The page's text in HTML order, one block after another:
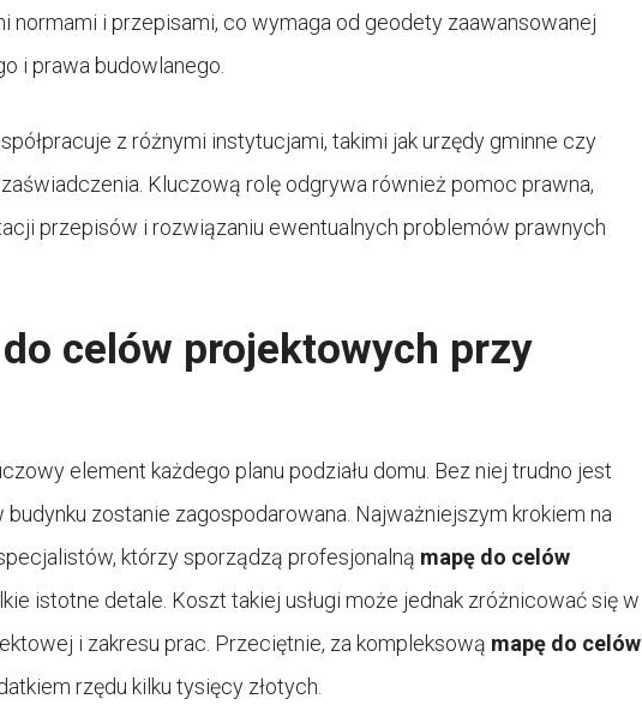
normami i przepisami, co wymaga od geodety zaawansowanej
i prawa budowlanego.
z różnymi instytucjami, takimi jak urzędy gminne czy
Kluczową rolę odgrywa również pomoc prawna,
przepisów i rozwiązaniu ewentualnych problemów prawnych
celów projektowych przy
element każdego planu podziału domu. Bez niej trudno jest
zostanie zagospodarowana. Najważniejszym krokiem na
którzy sporządzą profesjonalną mapę do celów
istotne detale. Koszt takiej usługi może jednak zróżnicować się w
i zakresu prac. Przeciętnie, za kompleksową mapę do celów
rzędu kilku tysięcy złotych.